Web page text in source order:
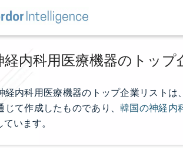
経内科用医療機器のトッ
経内科用医療機器のトップ企業リスト
じて作成したものであり、韓国の神経内
います。